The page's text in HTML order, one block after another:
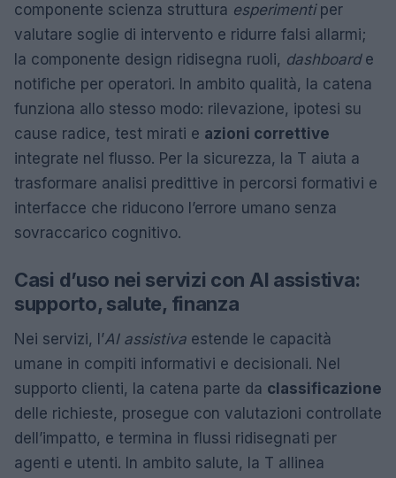
componente scienza struttura esperimentiper
valutare soglie di intervento e ridurre falsi allarmi;
la componente design ridisegna ruoli, dashboarde
notifiche per operatori. In ambito qualità, la catena
funziona allo stesso modo: rilevazione, ipotesi su
cause radice, test mirati e azioni correttive
integrate nel flusso. Per la sicurezza, la T aiuta a
trasformare analisi predittive in percorsi formativi e
interfacce che riducono l’errore umano senza
sovraccarico cognitivo.
Casi d’uso nei servizi con AI assistiva:
supporto, salute, finanza
Nei servizi, l’AI assistiva estende le capacità
umane in compiti informativi e decisionali. Nel
supporto clienti, la catena parte da classificazione
delle richieste, prosegue con valutazioni controllate
dell’impatto, e termina in flussi ridisegnati per
agenti e utenti. In ambito salute, la T allinea